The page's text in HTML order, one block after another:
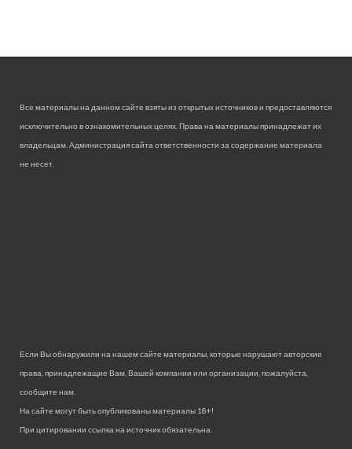
Все материалы на данном сайте взяты из открытых источников и предоставляются
исключительно в ознакомительных целях. Права на материалы принадлежат их
владельцам. Администрация сайта ответственности за содержание материала
не несет.
Если Вы обнаружили на нашем сайте материалы, которые нарушают авторские
права, принадлежащие Вам, Вашей компании или организации, пожалуйста,
сообщите нам.
На сайте могут быть опубликованы материалы 18+!
При цитировании ссылка на источник обязательна.